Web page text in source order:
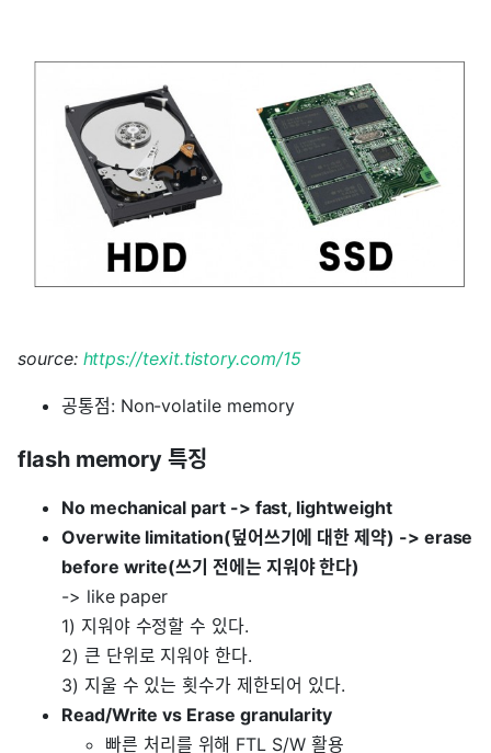
source: https://texit.tistory.com/15
공통점: Non-volatile memory
flash memory 특징
No mechanical part -> fast, lightweight
Overwite limitation(덮어쓰기에 대한 제약) -> erase
before write(쓰기 전에는 지워야 한다)
-> like paper
1) 지워야 수정할 수 있다.
2) 큰 단위로 지워야 한다.
3) 지울 수 있는 횟수가 제한되어 있다.
Read/Write vs Erase granularity
빠른 처리를 위해 FTL S/W 활용